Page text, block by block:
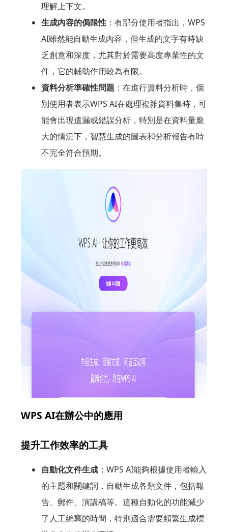
理解上下文。
生成內容的侷限性：有部分使用者指出，WPS
AI雖然能自動生成內容，但生成的文字有時缺
乏創意和深度，尤其對於需要高度專業性的文
件，它的輔助作用較為有限。
資料分析準確性問題 ：在進行資料分析時，個
別使用者表示WPS AI在處理複雜資料集時，可
能會出現遺漏或錯誤分析，特別是在資料量龐
大的情況下，智慧生成的圖表和分析報告有時
不完全符合預期。
WPS AI在辦公中的應用
提升工作效率的工具
自動化文件生成：WPS AI能夠根據使用者輸入
的主題和關鍵詞，自動生成各類文件，包括報
告、郵件、演講稿等。這種自動化的功能減少
了人工編寫的時間，特別適合需要頻繁生成標